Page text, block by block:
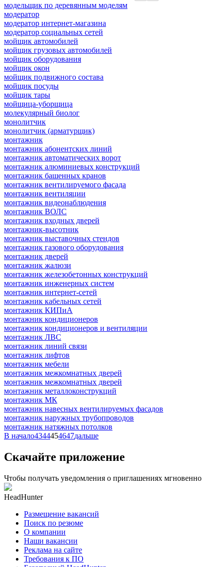
модельщик по деревянным моделям
модератор
модератор интернет-магазина
модератор социальных сетей
мойщик автомобилей
мойщик грузовых автомобилей
мойщик оборудования
мойщик окон
мойщик подвижного состава
мойщик посуды
мойщик тары
мойщица-уборщица
молекулярный биолог
монолитчик
монолитчик (арматурщик)
монтажник
монтажник абонентских линий
монтажник автоматических ворот
монтажник алюминиевых конструкций
монтажник башенных кранов
монтажник вентилируемого фасада
монтажник вентиляции
монтажник видеонаблюдения
монтажник ВОЛС
монтажник входных дверей
монтажник-высотник
монтажник выставочных стендов
монтажник газового оборудования
монтажник дверей
монтажник жалюзи
монтажник железобетонных конструкций
монтажник инженерных систем
монтажник интернет-сетей
монтажник кабельных сетей
монтажник КИПиА
монтажник кондиционеров
монтажник кондиционеров и вентиляции
монтажник ЛВС
монтажник линий связи
монтажник лифтов
монтажник мебели
монтажник межкомнатных дверей
монтажник межкомнатных дверей
монтажник металлоконструкций
монтажник МК
монтажник навесных вентилируемых фасадов
монтажник наружных трубопроводов
монтажник натяжных потолков
В начало4344454647дальше
Скачайте приложение
Чтобы получать уведомления о приглашениях мгновенно
HeadHunter
Размещение вакансий
Поиск по резюме
О компании
Наши вакансии
Реклама на сайте
Требования к ПО